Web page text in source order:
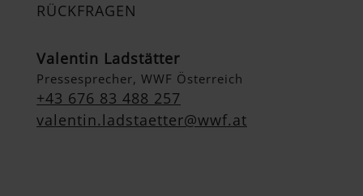
RÜCKFRAGEN
Valentin Ladstätter
Pressesprecher, WWF Österreich
+43 676 83 488 257
valentin.ladstaetter@wwf.at